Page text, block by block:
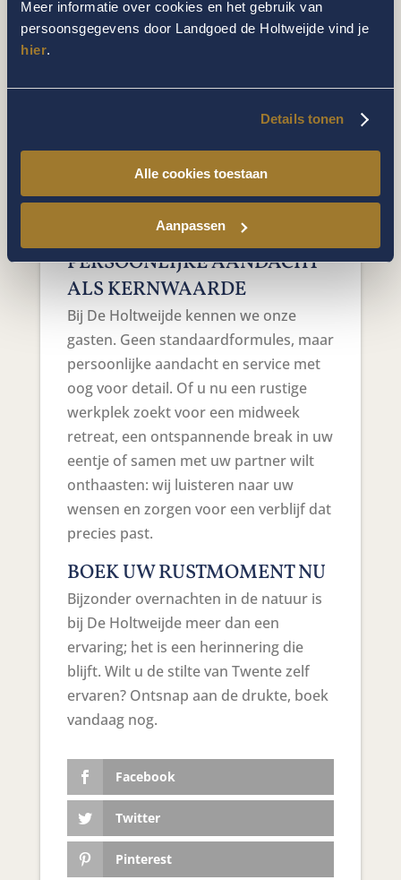
Meer informatie over cookies en het gebruik van
persoonsgegevens door Landgoed de Holtweijde vind je
hier.
Details tonen
Alle cookies toestaan
Aanpassen
gebleven. Zo garanderen we rust,
ruimte en aandacht. In de zomer
intieme sfeer met knapperend
haardvuur en winterse diners.
Doordeweeks geniet u bovendien van
extra rust: minder gasten, meer stilte,
maximale ontspanning.
PERSOONLIJKE AANDACHT
ALS KERNWAARDE
Bij De Holtweijde kennen we onze
gasten. Geen standaardformules, maar
persoonlijke aandacht en service met
oog voor detail. Of u nu een rustige
werkplek zoekt voor een midweek
retreat, een ontspannende break in uw
eentje of samen met uw partner wilt
onthaasten: wij luisteren naar uw
wensen en zorgen voor een verblijf dat
precies past.
BOEK UW RUSTMOMENT NU
Bijzonder overnachten in de natuur is
bij De Holtweijde meer dan een
ervaring; het is een herinnering die
blijft. Wilt u de stilte van Twente zelf
ervaren? Ontsnap aan de drukte, boek
vandaag nog.
Facebook
Twitter
Pinterest